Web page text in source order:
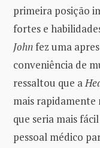
primeira posição
fortes e
Johnfez uma
conveniência de
ressaltou que a
mais rapidamente
que seria mais
pessoal médico